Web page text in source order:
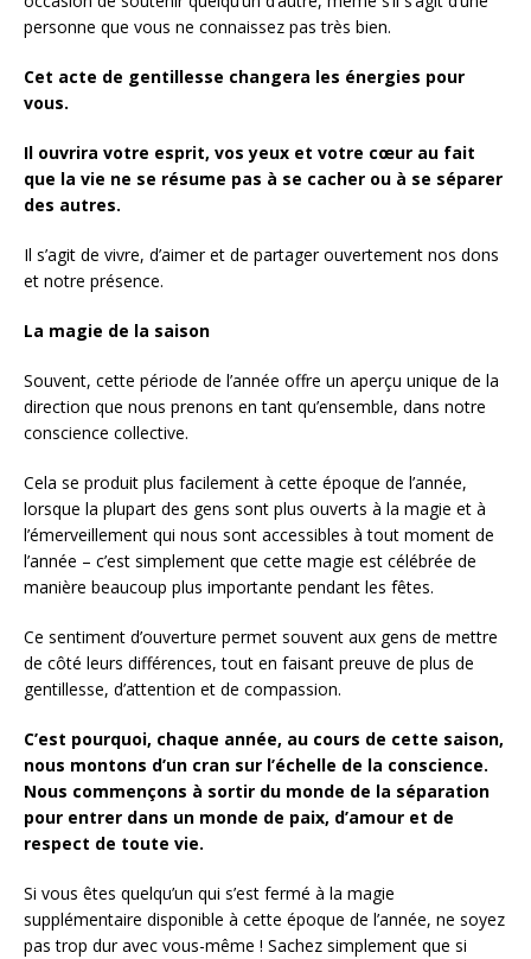
personne que vous ne connaissez pas très bien.
Cet acte de gentillesse changera les énergies pour
vous.
Il ouvrira votre esprit, vos yeux et votre cœur au fait
que la vie ne se résume pas à se cacher ou à se séparer
des autres.
Il s’agit de vivre, d’aimer et de partager ouvertement nos dons
et notre présence.
La magie de la saison
Souvent, cette période de l’année offre un aperçu unique de la
direction que nous prenons en tant qu’ensemble, dans notre
conscience collective.
Cela se produit plus facilement à cette époque de l’année,
lorsque la plupart des gens sont plus ouverts à la magie et à
l’émerveillement qui nous sont accessibles à tout moment de
l’année – c’est simplement que cette magie est célébrée de
manière beaucoup plus importante pendant les fêtes.
Ce sentiment d’ouverture permet souvent aux gens de mettre
de côté leurs différences, tout en faisant preuve de plus de
gentillesse, d’attention et de compassion.
C’est pourquoi, chaque année, au cours de cette saison,
nous montons d’un cran sur l’échelle de la conscience.
Nous commençons à sortir du monde de la séparation
pour entrer dans un monde de paix, d’amour et de
respect de toute vie.
Si vous êtes quelqu’un qui s’est fermé à la magie
supplémentaire disponible à cette époque de l’année, ne soyez
pas trop dur avec vous-même ! Sachez simplement que si